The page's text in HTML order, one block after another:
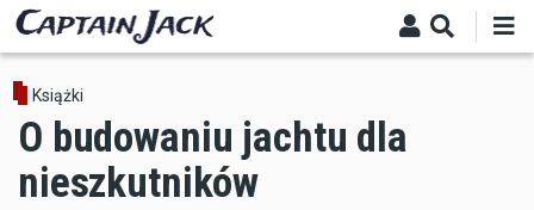
Skip
main
contentKsiążki
O budowaniu jachtu dla
nieszkutników